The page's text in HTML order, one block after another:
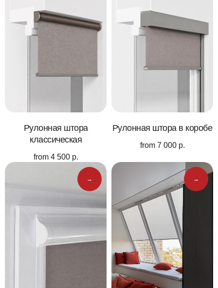
Рулонная штора
классическая
from 4 500 р.
Рулонная штора в коробе
from 7 000 р.
→ →